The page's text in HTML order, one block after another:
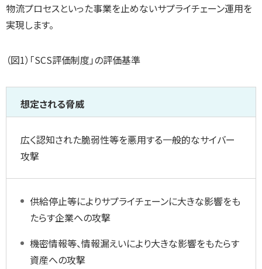
物流プロセスといった事業を止めないサプライチェーン運用を
実現します。
（図1）「SCS評価制度」の評価基準
想定される脅威
広く認知された脆弱性等を悪用する一般的なサイバー
攻撃
供給停止等によりサプライチェーンに大きな影響をも
たらす企業への攻撃
機密情報等、情報漏えいにより大きな影響をもたらす
資産への攻撃